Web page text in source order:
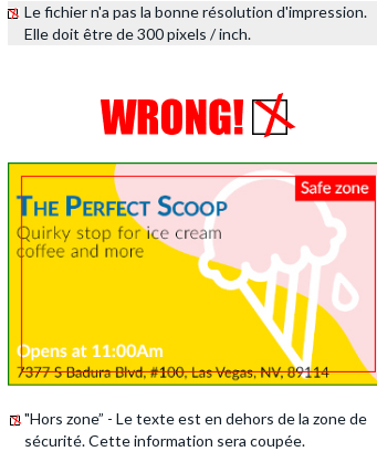
Le fichier n'a pas la bonne résolution d'impression.
Elle doit être de 300 pixels / inch.
"Hors zone” - Le texte est en dehors de la zone de
sécurité. Cette information sera coupée.